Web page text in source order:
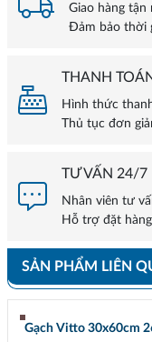
Giao hàng tận
Đảm bảo thời
THANH
Hình thức
Thủ tục đơn
TƯ VẤN 24/7
Nhân viên tư
Hỗ trợ đặt
SẢN PHẨM LIÊN
Gạch Vitto 30x60cm